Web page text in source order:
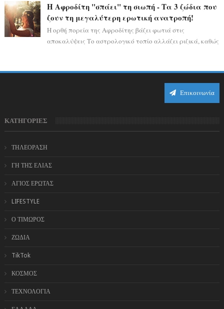
Η Αφροδίτη "σπάει" τη σιωπή - Τα 3 ζώδια που
ζουν τη μεγαλύτερη ερωτική ανατροπή!
Η ορθή πορεία της Αφροδίτης βάζει φωτιά στις
αποκαλύψεις Το αστρολογικό τοπίο αλλάζει ριζικά, καθώς
Επικοινωνία
ΚΑΤΗΓΟΡΙΕΣ
ΤΗΛΕΟΡΑΣΗ
ΓΗ ΤΗΣ ΕΛΙΑΣ
ΑΓΙΟΣ ΕΡΩΤΑΣ
LIFESTYLE
Ο ΤΙΜΩΡΟΣ
ΖΩΔΙΑ
TikTok
ΚΟΣΜΟΣ
ΤΕΧΝΟΛΟΓΙΑ